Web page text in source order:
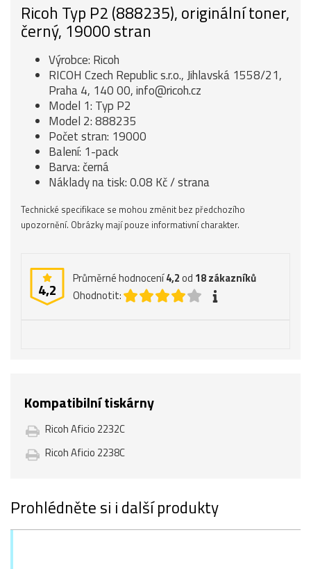
Ricoh Typ P2 (888235), originální toner,
černý, 19000 stran
Výrobce: Ricoh
RICOH Czech Republic s.r.o., Jihlavská 1558/21,
Praha 4, 140 00, info@ricoh.cz
Model 1: Typ P2
Model 2: 888235
Počet stran: 19000
Balení: 1-pack
Barva: černá
Náklady na tisk: 0.08 Kč / strana
Technické specifikace se mohou změnit bez předchozího
upozornění. Obrázky mají pouze informativní charakter.
4,2
Průměrné hodnocení4,2od 18zákazníků
Ohodnotit:
Kompatibilní tiskárny
Ricoh Aficio 2232C
Ricoh Aficio 2238C
Prohlédněte si i další produkty